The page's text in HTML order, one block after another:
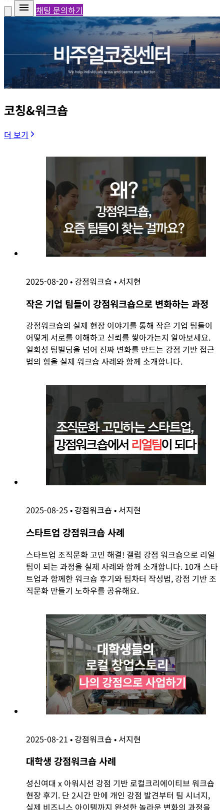
채팅 문의하기
코칭&워크숍
더 보기
2025-08-20 • 강점워크숍 • 서지현
작은 기업 팀들이 강점워크숍으로 변화하는 과정
강점워크숍의 실제 현장 이야기를 통해 작은 기업 팀들이
어떻게 서로를 이해하고 신뢰를 쌓아가는지 알아보세요.
일회성 팀빌딩을 넘어 진짜 변화를 만드는 강점 기반 접근
법의 힘을 실제 워크숍 사례와 함께 소개합니다.
2025-08-25 • 강점워크숍 • 서지현
스타트업 강점워크숍 사례
스타트업 조직문화 고민 해결! 갤럽 강점 워크숍으로 리얼
팀이 되는 과정을 실제 사례와 함께 소개합니다. 10개 스타
트업과 함께한 워크숍 후기와 팀차터 작성법, 강점 기반 조
직문화 만들기 노하우를 공유해요.
2025-08-21 • 강점워크숍 • 서지현
대학생 강점워크숍 사례
성신여대 x 아워시선 강점 기반 로컬크리에이티브 워크숍
현장 후기. 단 2시간 만에 개인 강점 발견부터 팀 시너지,
실제 비즈니스 아이템까지 완성한 놀라운 변화의 과정을